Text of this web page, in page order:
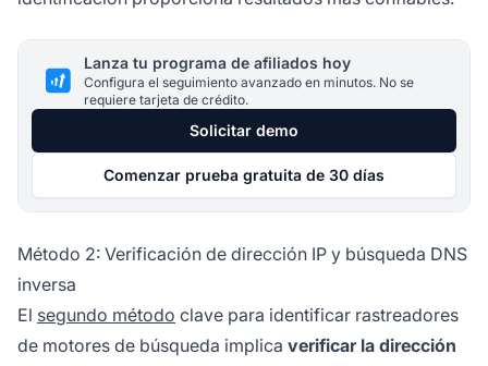
Lanza tu programa de afiliados hoy
Configura el seguimiento avanzado en minutos. No se
requiere tarjeta de crédito.
Solicitar demo
Comenzar prueba gratuita de 30 días
Método 2: Verificación de dirección IP y búsqueda DNS
inversa
El segundo método clave para identificar rastreadores
de motores de búsqueda implica verificar la dirección